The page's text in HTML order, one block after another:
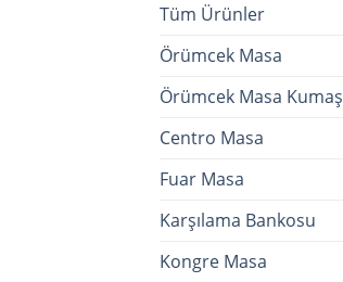
Tüm Ürünler
Örümcek Masa
Örümcek Masa Kumaş
Centro Masa
Fuar Masa
Karşılama Bankosu
Kongre Masa